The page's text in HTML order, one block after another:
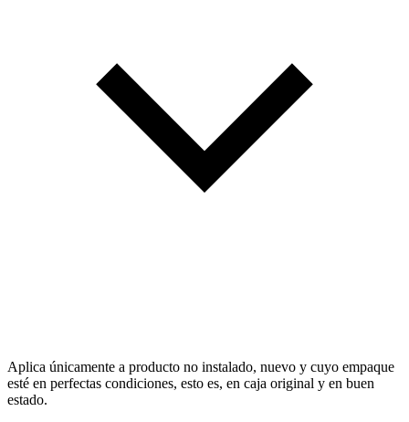
Aplica únicamente a producto no instalado, nuevo y cuyo empaque
esté en perfectas condiciones, esto es, en caja original y en buen
estado.